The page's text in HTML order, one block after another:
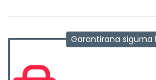
Garantirana sigurna